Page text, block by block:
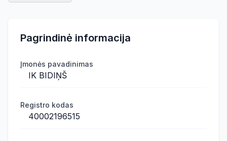
Pagrindinė informacija
Įmonės pavadinimas
IK BIDIŅŠ
Registro kodas
40002196515